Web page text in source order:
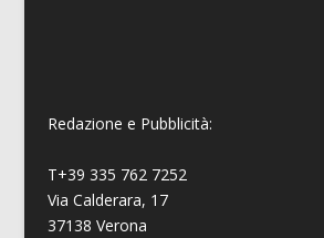
Redazione e Pubblicità:
T+39 335 762 7252
Via Calderara, 17
37138 Verona